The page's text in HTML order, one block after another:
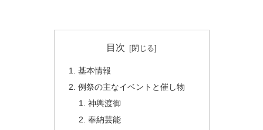
目次
基本情報
例祭の主なイベントと催し物
神輿渡御
奉納芸能